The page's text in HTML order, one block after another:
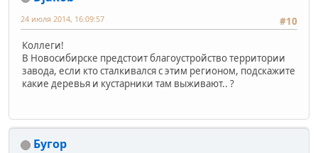
#10
24 июля 2014, 16:09:57
Коллеги!
В Новосибирске предстоит благоустройство территории
завода, если кто сталкивался с этим регионом, подскажите
какие деревья и кустарники там выживают.. ?
Бугор